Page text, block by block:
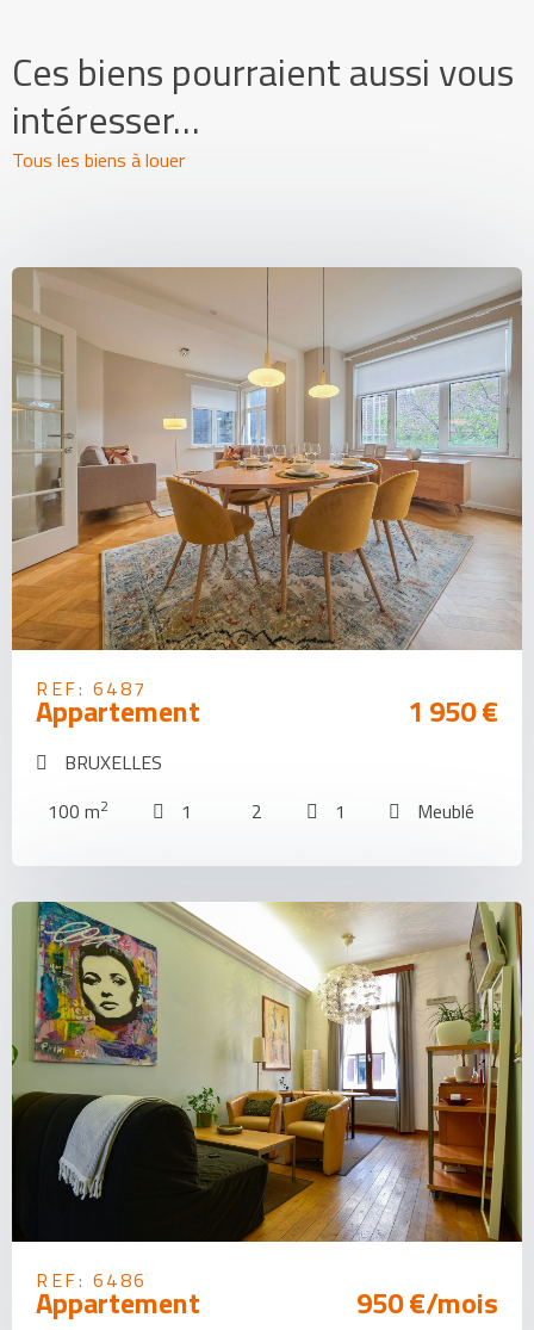
Ces biens pourraient aussi vous
intéresser…
Tous les biens à louer
REF: 6487
Appartement 1 950 €
BRUXELLES
100 m2 1 2 1 Meublé
REF: 6486
Appartement 950 €/mois